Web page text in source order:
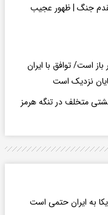
مقدم جنگ | ظهور عجیب
است/ توافق با ایران
نزدیک است
متخلف در تنگه هرمز
به ایران حتمی است